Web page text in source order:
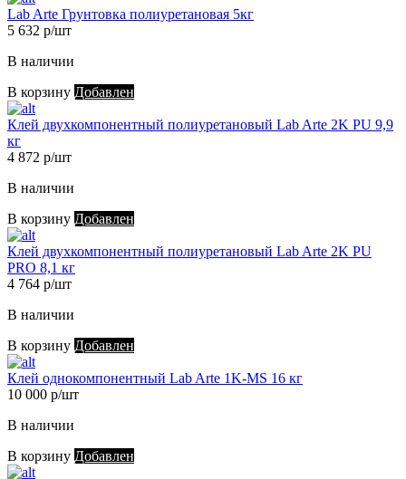
Lab Arte Грунтовка полиуретановая 5кг
5 632 р/шт
В наличии
В корзину Добавлен
Клей двухкомпонентный полиуретановый Lab Arte 2K PU 9,9
кг
4 872 р/шт
В наличии
В корзину Добавлен
Клей двухкомпонентный полиуретановый Lab Arte 2K PU
PRO 8,1 кг
4 764 р/шт
В наличии
В корзину Добавлен
Клей однокомпонентный Lab Arte 1K-MS 16 кг
10 000 р/шт
В наличии
В корзину Добавлен